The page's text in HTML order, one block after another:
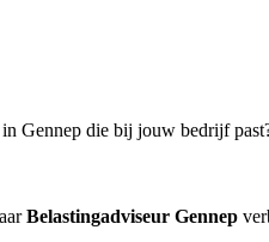
in Gennep die bij jouw bedrijf
Belastingadviseur Gennep